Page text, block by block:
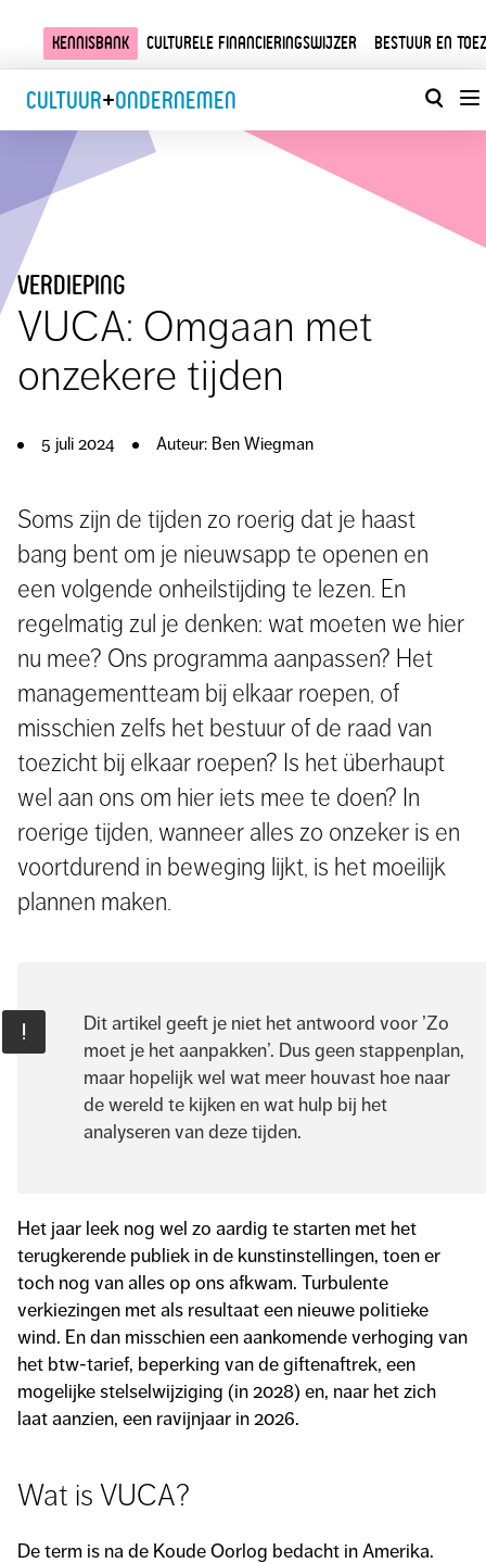
Kennisbank Culturele financieringswijzer Bestuur en
Cultuur+Ondernemen
verdieping
VUCA: Omgaan met
onzekere tijden
5 juli 2024 Auteur: Ben Wiegman
Soms zijn de tijden zo roerig dat je haast
bang bent om je nieuwsapp te openen en
een volgende onheilstijding te lezen. En
regelmatig zul je denken: wat moeten we hier
nu mee? Ons programma aanpassen? Het
managementteam bij elkaar roepen, of
misschien zelfs het bestuur of de raad van
toezicht bij elkaar roepen? Is het überhaupt
wel aan ons om hier iets mee te doen? In
roerige tijden, wanneer alles zo onzeker is en
voortdurend in beweging lijkt, is het moeilijk
plannen maken.
Dit artikel geeft je niet het antwoord voor ’Zo
moet je het aanpakken’. Dus geen stappenplan,
maar hopelijk wel wat meer houvast hoe naar
de wereld te kijken en wat hulp bij het
analyseren van deze tijden.
Het jaar leek nog wel zo aardig te starten met het
terugkerende publiek in de kunstinstellingen, toen er
toch nog van alles op ons afkwam. Turbulente
verkiezingen met als resultaat een nieuwe politieke
wind. En dan misschien een aankomende verhoging van
het btw-tarief, beperking van de giftenaftrek, een
mogelijke stelselwijziging (in 2028) en, naar het zich
laat aanzien, een ravijnjaar in 2026.
Wat is VUCA?
De term is na de Koude Oorlog bedacht in Amerika.